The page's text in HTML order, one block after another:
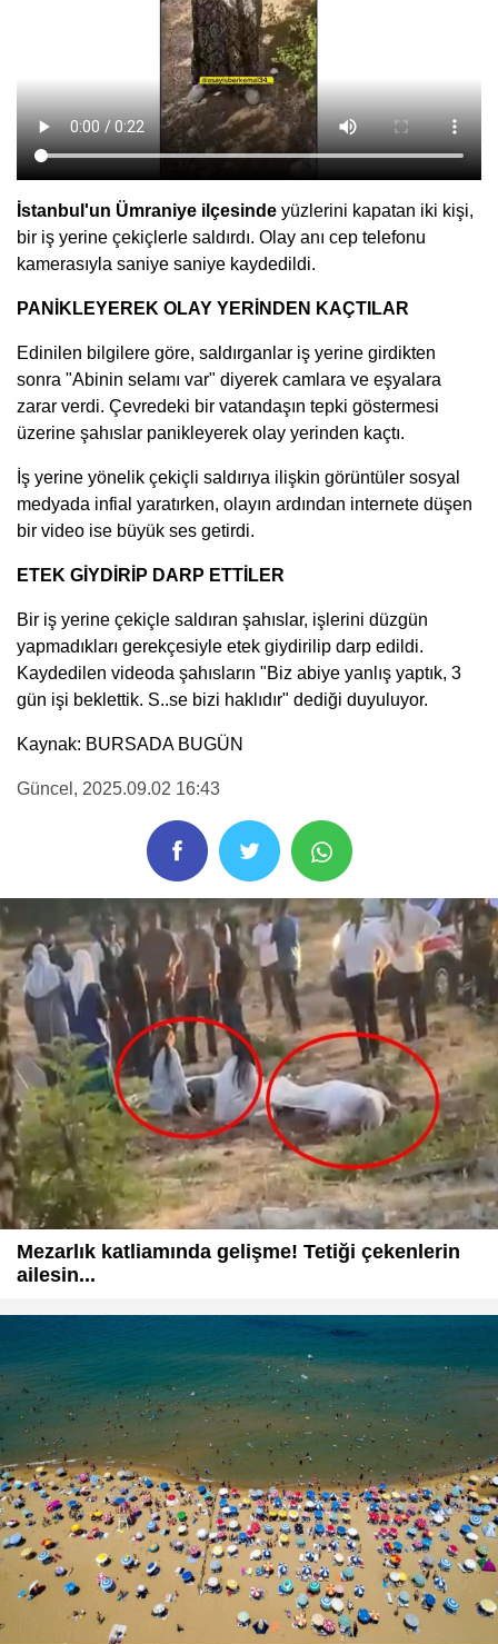
İstanbul'un Ümraniye ilçesinde yüzlerini kapatan iki kişi,
bir iş yerine çekiçlerle saldırdı. Olay anı cep telefonu
kamerasıyla saniye saniye kaydedildi.
PANİKLEYEREK OLAY YERİNDEN KAÇTILAR
Edinilen bilgilere göre, saldırganlar iş yerine girdikten
sonra "Abinin selamı var" diyerek camlara ve eşyalara
zarar verdi. Çevredeki bir vatandaşın tepki göstermesi
üzerine şahıslar panikleyerek olay yerinden kaçtı.
İş yerine yönelik çekiçli saldırıya ilişkin görüntüler sosyal
medyada infial yaratırken, olayın ardından internete düşen
bir video ise büyük ses getirdi.
ETEK GİYDİRİP DARP ETTİLER
Bir iş yerine çekiçle saldıran şahıslar, işlerini düzgün
yapmadıkları gerekçesiyle etek giydirilip darp edildi.
Kaydedilen videoda şahısların "Biz abiye yanlış yaptık, 3
gün işi beklettik. S..se bizi haklıdır" dediği duyuluyor.
Kaynak: BURSADA BUGÜN
Güncel , 2025.09.02 16:43
Mezarlık katliamında gelişme! Tetiği çekenlerin
ailesin...